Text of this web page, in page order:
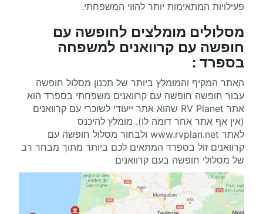
פעילויות המתאימות יותר להווי המשפחתי.
מסלולים מומלצים לחופשה עם
חופשה עם קרוואנים למשפחה
בספרד :
האתר המקיף והמומלץ ביותר של תכנון מסלול חופשה
עבור חופשה חופשה עם קרוואנים משפחתי בספרד הוא
אתר RV Planet שהוא אתר ייעודי לשוכרי עם קרוואנים
(אין אף אתר אחר דומה לו). מומלץ להיכנס
לאתר www.rvplan.net ולבחור מסלול חופשה עם
קרוואנים זול בספרד המתאים לכם ביותר מתוך מבחר רב
של מסלולי חופשה בעם קרוואנים